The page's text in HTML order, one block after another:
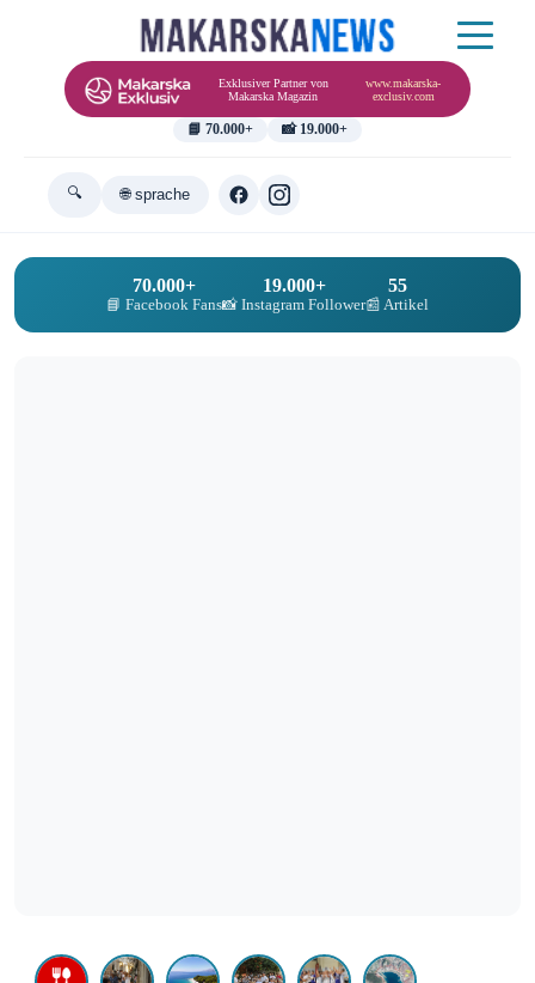
Exklusiver Partner von
Makarska Magazin
www.makarska-
exclusiv.com
📘 70.000+ 📸 19.000+
🔍 🌐 sprache
70.000+
📘 Facebook Fans
19.000+
📸 Instagram Follower
55
📰 Artikel